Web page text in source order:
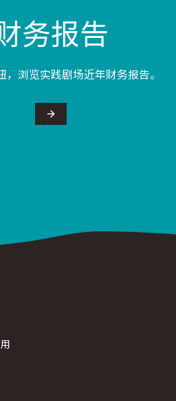
务报告
，浏览实践剧场近年财务报告。